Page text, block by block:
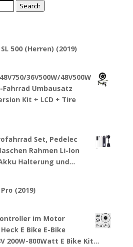
Search
500 (Herren) (2019)
36V500W/48V500W
Umbausatz
Kit + LCD + Tire
Set, Pedelec
Rahmen Li-Ion
Halterung und…
(2019)
im Motor
E Bike E-Bike
200W-800Watt E Bike Kit…